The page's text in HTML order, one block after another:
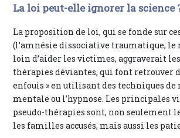
La loi peut-elle ignorer la science
La proposition de loi, qui se fonde sur
(l’amnésie dissociative traumatique, le
loin d’aider les victimes, aggraverait les
thérapies déviantes, qui font retrouver
enfouis » en utilisant des techniques
mentale ou l’hypnose. Les principales
pseudo-thérapies sont, non seulement
les familles accusés, mais aussi les